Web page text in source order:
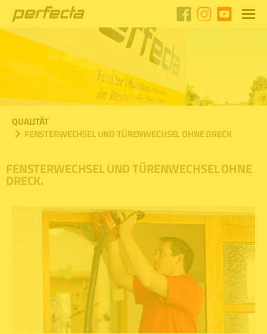
QUALITÄT
FENSTERWECHSEL UND TÜRENWECHSEL OHNE DRECK
FENSTERWECHSEL UND TÜRENWECHSEL OHNE
DRECK.